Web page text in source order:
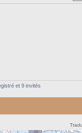
et 9 invités